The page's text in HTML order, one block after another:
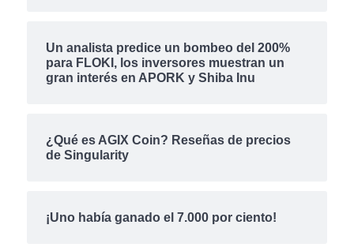
Un analista predice un bombeo del 200%
para FLOKI, los inversores muestran un
gran interés en APORK y Shiba Inu
¿Qué es AGIX Coin? Reseñas de precios
de Singularity
¡Uno había ganado el 7.000 por ciento!